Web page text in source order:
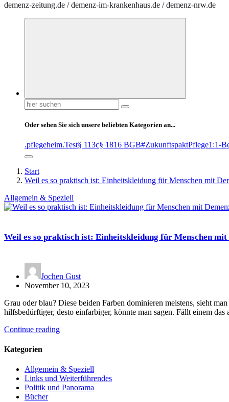
demenz-zeitung.de / demenz-im-krankenhaus.de / demenz-nrw.de
Suchen
nach:
Oder sehen Sie sich unsere beliebten Kategorien an...
.pflegeheim.Test§ 113c§ 1816 BGB#ZukunftspaktPflege1:1-
Start
Weil es so praktisch ist: Einheitskleidung für Menschen mit
Allgemein & Speziell
Weil es so praktisch ist: Einheitskleidung für Menschen mit
Jochen Gust
November 10, 2023
Grau oder blau? Diese beiden Farben dominieren meistens, sieht
hilfsbedürftiger, desto einfarbiger, könnte man sagen. Fällt einem
Continue reading
Kategorien
Allgemein & Speziell
Links und Weiterführendes
Politik und Panorama
Bücher